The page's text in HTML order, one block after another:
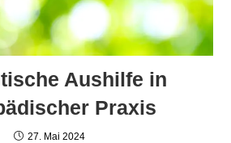
Aushilfe in
Praxis
27. Mai 2024